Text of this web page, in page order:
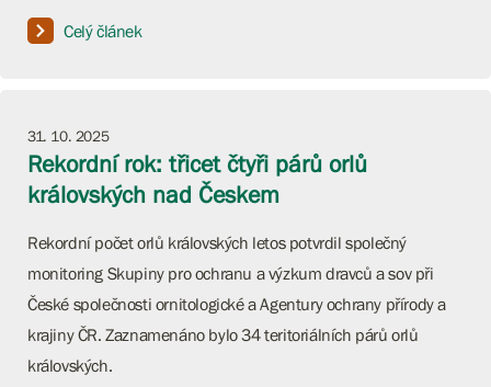
Celý článek
31. 10. 2025
Rekordní rok: třicet čtyři párů orlů
královských nad Českem
Rekordní počet orlů královských letos potvrdil společný
monitoring Skupiny pro ochranu a výzkum dravců a sov při
České společnosti ornitologické a Agentury ochrany přírody a
krajiny ČR. Zaznamenáno bylo 34 teritoriálních párů orlů
královských.